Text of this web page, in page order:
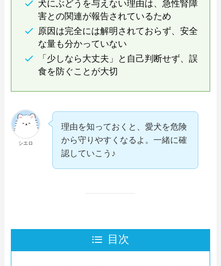
犬にぶどうを与えない理由は、急性腎障
害との関連が報告されているため
原因は完全には解明されておらず、安全
な量も分かっていない
「少しなら大丈夫」と自己判断せず、誤
食を防ぐことが大切
シエロ
理由を知っておくと、愛犬を危険
から守りやすくなるよ。一緒に確
認していこう♪
目次